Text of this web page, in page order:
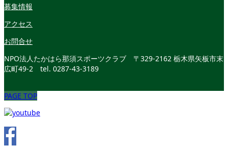
募集情報
アクセス
お問合せ
NPO法人たかはら那須スポーツクラブ
〒329-2162 栃木県矢板市末
広町49-2
tel. 0287-43-3189
PAGE TOP